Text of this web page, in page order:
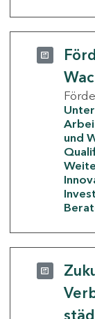
und